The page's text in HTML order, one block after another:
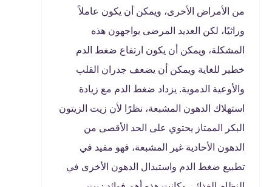
من الأمراض الأخرى، ويمكن أن يكون عاملاً
وراثيًا، لكن العديد المرضى يواجهون هذه
المشكلة، ويمكن أن يكون ارتفاع ضغط الدم
خطير للغاية ويمكن أن يضعف جدران القلب
والأوعية الدموية. يزداد ضغط الدم مع زيادة
استهلاك الدهون المشبعة، نظرًا لأن زيت الزيتون
البكر الممتاز يحتوي على الحد الأقصى من
الدهون الأحادية غير المشبعة، فهو مفيد في
تطبيع ضغط الدم واستبدال الدهون الأخرى في